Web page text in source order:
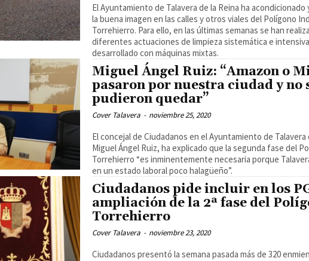
El Ayuntamiento de Talavera de la Reina ha acondicionado
la buena imagen en las calles y otros viales del Polígono
Torrehierro. Para ello, en las últimas semanas se han
diferentes actuaciones de limpieza sistemática e
desarrollado con máquinas mixtas.
Miguel Ángel Ruiz: “Amazon o
pasaron por nuestra ciudad y no
pudieron quedar”
Cover Talavera - noviembre 25, 2020
El concejal de Ciudadanos en el Ayuntamiento de Talavera
Miguel Ángel Ruiz, ha explicado que la segunda fase del
Torrehierro “es inminentemente necesaria porque
en un estado laboral poco halagüeño”.
Ciudadanos pide incluir en los
ampliación de la 2ª fase del
Torrehierro
Cover Talavera - noviembre 23, 2020
Ciudadanos presentó la semana pasada más de 320